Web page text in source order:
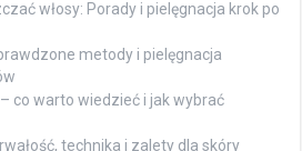
włosy: Porady i pielęgnacja krok po
metody i pielęgnacja
co warto wiedzieć i jak wybrać
technika i zalety dla skóry